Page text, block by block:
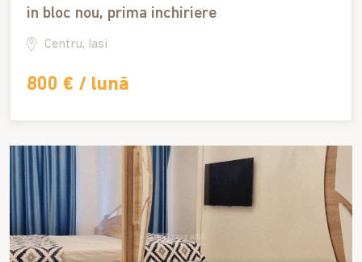
in bloc nou, prima inchiriere
Centru, Iasi
800 € / lună